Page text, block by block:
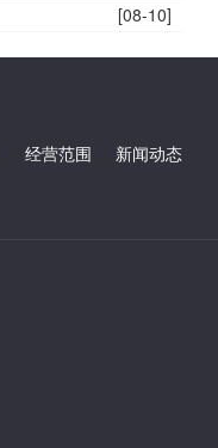
[08-10]
经营范围
新闻动态